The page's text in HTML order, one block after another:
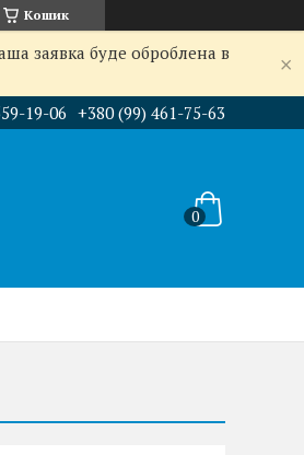
Кошик
заявка буде оброблена в
19-06 +380 (99) 461-75-63